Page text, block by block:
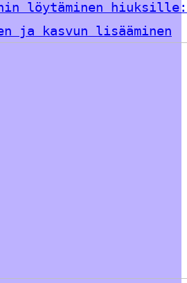
löytäminen hiuksille:
ja kasvun lisääminen